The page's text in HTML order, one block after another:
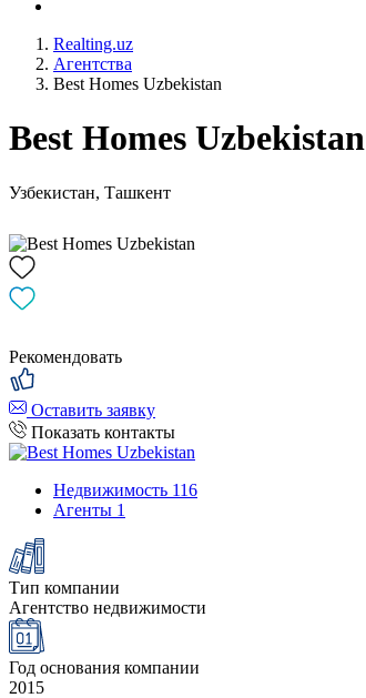
Realting.uz
Агентства
Best Homes Uzbekistan
Best Homes Uzbekistan
Узбекистан, Ташкент
Рекомендовать
Оставить заявку
Показать контакты
Недвижимость 116
Агенты 1
Тип компании
Агентство недвижимости
Год основания компании
2015